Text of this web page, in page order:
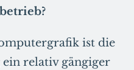
ist die
relativ gängiger